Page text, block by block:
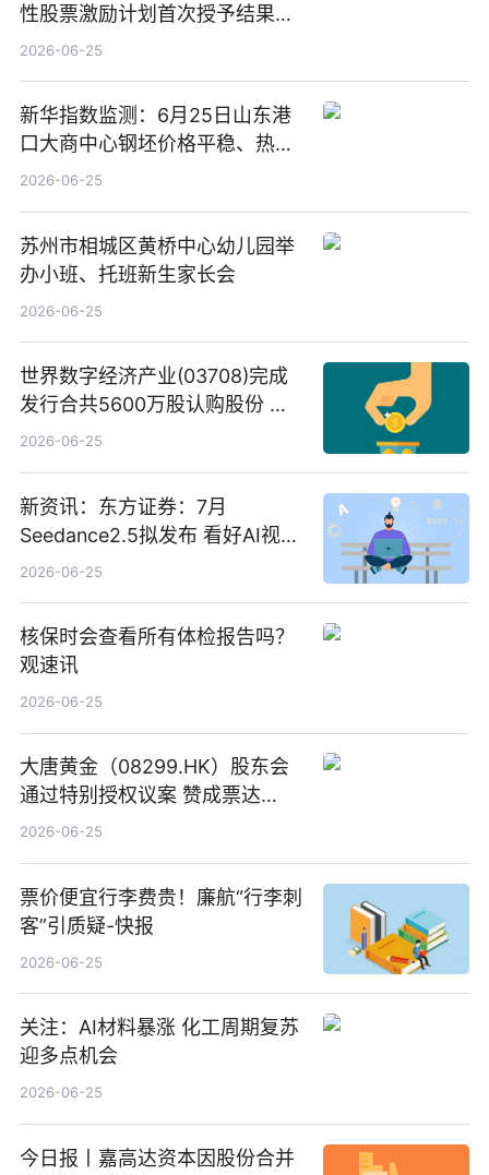
性股票激励计划首次授予结果公
告-微资讯
2026-06-25
新华指数监测：6月25日山东港
口大商中心钢坯价格平稳、热轧
C料价格微幅下跌
2026-06-25
苏州市相城区黄桥中心幼儿园举
办小班、托班新生家长会
2026-06-25
世界数字经济产业(03708)完成
发行合共5600万股认购股份 净
筹约1007万港元 独家焦点
2026-06-25
新资讯：东方证券：7月
Seedance2.5拟发布 看好AI视频
创作工作流进一步提效
2026-06-25
核保时会查看所有体检报告吗？
观速讯
2026-06-25
大唐黄金（08299.HK）股东会
通过特别授权议案 赞成票达
100%_新动态
2026-06-25
票价便宜行李费贵！廉航“行李刺
客”引质疑-快报
2026-06-25
关注：AI材料暴涨 化工周期复苏
迎多点机会
2026-06-25
今日报丨嘉高达资本因股份合并